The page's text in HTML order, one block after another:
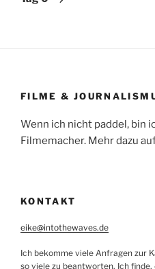
FILME &
Wenn ich nicht paddel, bin
Filmemacher. Mehr dazu
KONTAKT
eike@intothewaves.de
Ich bekomme viele Anfragen zur
so viele zu beantworten. Ich